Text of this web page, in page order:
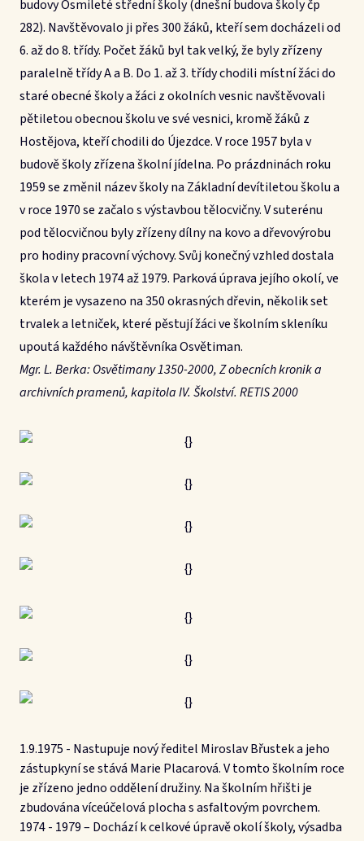
budovy Osmileté střední školy (dnešní budova školy čp
282). Navštěvovalo ji přes 300 žáků, kteří sem docházeli od
6. až do 8. třídy. Počet žáků byl tak velký, že byly zřízeny
paralelně třídy A a B. Do 1. až 3. třídy chodili místní žáci do
staré obecné školy a žáci z okolních vesnic navštěvovali
pětiletou obecnou školu ve své vesnici, kromě žáků z
Hostějova, kteří chodili do Újezdce. V roce 1957 byla v
budově školy zřízena školní jídelna. Po prázdninách roku
1959 se změnil název školy na Základní devítiletou školu a
v roce 1970 se začalo s výstavbou tělocvičny. V suterénu
pod tělocvičnou byly zřízeny dílny na kovo a dřevovýrobu
pro hodiny pracovní výchovy. Svůj konečný vzhled dostala
škola v letech 1974 až 1979. Parková úprava jejího okolí, ve
kterém je vysazeno na 350 okrasných dřevin, několik set
trvalek a letniček, které pěstují žáci ve školním skleníku
upoutá každého návštěvníka Osvětiman.
Mgr. L. Berka: Osvětimany 1350-2000, Z obecních kronik a
archivních pramenů, kapitola IV. Školství. RETIS 2000
1.9.1975 - Nastupuje nový ředitel Miroslav Břustek a jeho
zástupkyní se stává Marie Placarová. V tomto školním roce
je zřízeno jedno oddělení družiny. Na školním hřišti je
zbudována víceúčelová plocha s asfaltovým povrchem.
1974 - 1979 – Dochází k celkové úpravě okolí školy, výsadba